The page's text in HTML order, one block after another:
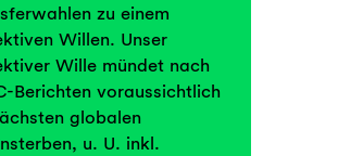
zu einem
Willen. Unser
Wille mündet nach
Berichten voraussichtlich
globalen
u. U. inkl.